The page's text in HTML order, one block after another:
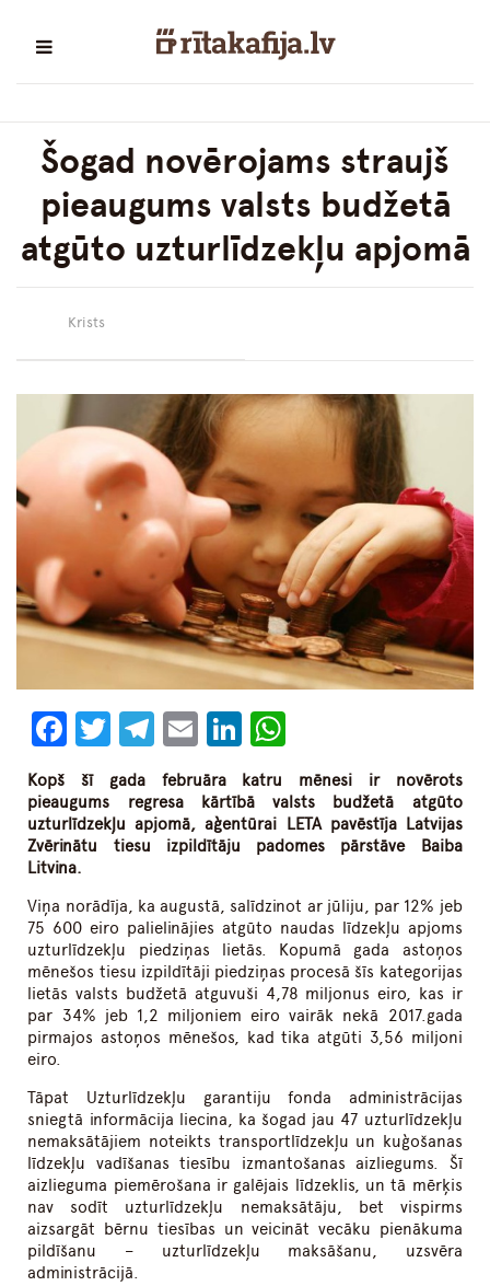
Šogad novērojams straujš
pieaugums valsts budžetā
atgūto uzturlīdzekļu apjomā
Krists
Facebook
Twitter
Telegram
EmailLinkedIn
Kopš šī gada februāra katru mēnesi ir novērots
pieaugums regresa kārtībā valsts budžetā atgūto
uzturlīdzekļu apjomā, aģentūrai LETA pavēstīja Latvijas
Zvērinātu tiesu izpildītāju padomes pārstāve Baiba
Litvina.
Viņa norādīja, ka augustā, salīdzinot ar jūliju, par 12% jeb
75 600 eiro palielinājies atgūto naudas līdzekļu apjoms
uzturlīdzekļu piedziņas lietās. Kopumā gada astoņos
mēnešos tiesu izpildītāji piedziņas procesā šīs kategorijas
lietās valsts budžetā atguvuši 4,78 miljonus eiro, kas ir
par 34% jeb 1,2 miljoniem eiro vairāk nekā 2017.gada
pirmajos astoņos mēnešos, kad tika atgūti 3,56 miljoni
eiro.
Tāpat Uzturlīdzekļu garantiju fonda administrācijas
sniegtā informācija liecina, ka šogad jau 47 uzturlīdzekļu
nemaksātājiem noteikts transportlīdzekļu un kuģošanas
līdzekļu vadīšanas tiesību izmantošanas aizliegums. Šī
aizlieguma piemērošana ir galējais līdzeklis, un tā mērķis
nav sodīt uzturlīdzekļu nemaksātāju, bet vispirms
aizsargāt bērnu tiesības un veicināt vecāku pienākuma
pildīšanu – uzturlīdzekļu maksāšanu, uzsvēra
administrācijā.